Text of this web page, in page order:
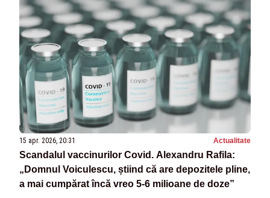
15 apr. 2026, 20:31 Actualitate
Scandalul vaccinurilor Covid. Alexandru Rafila:
„Domnul Voiculescu, știind că are depozitele pline,
a mai cumpărat încă vreo 5-6 milioane de doze”